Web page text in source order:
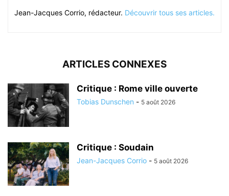
Jean-Jacques Corrio, rédacteur. Découvrir tous ses articles.
ARTICLES CONNEXES
Critique : Rome ville ouverte
Tobias Dunschen - 5 août 2026
Critique : Soudain
Jean-Jacques Corrio - 5 août 2026